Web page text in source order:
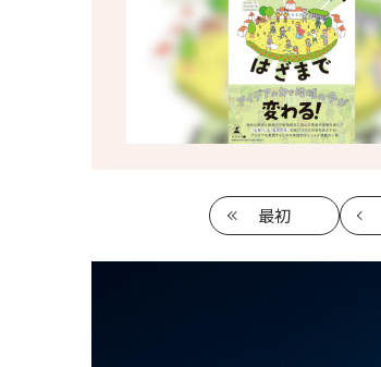
最初